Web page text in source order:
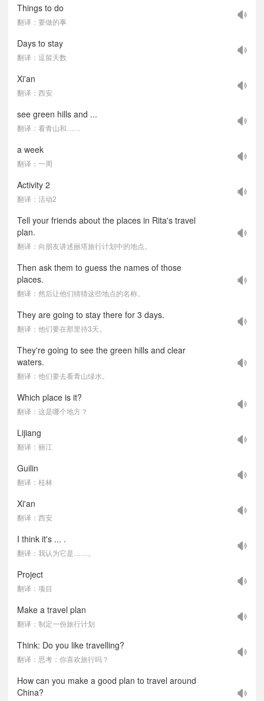
Things to do
翻译：要做的事
Days to stay
翻译：逗留天数
Xi'an
翻译：西安
see green hills and ...
翻译：看青山和……
a week
翻译：一周
Activity 2
翻译：活动2
Tell your friends about the places in Rita's travel
plan.
翻译：向朋友讲述丽塔旅行计划中的地点。
Then ask them to guess the names of those
places.
翻译：然后让他们猜猜这些地点的名称。
They are going to stay there for 3 days.
翻译：他们要在那里待3天。
They're going to see the green hills and clear
waters.
翻译：他们要去看青山绿水。
Which place is it?
翻译：这是哪个地方？
Lijiang
翻译：丽江
Guilin
翻译：桂林
Xi'an
翻译：西安
I think it's ... .
翻译：我认为它是……。
Project
翻译：项目
Make a travel plan
翻译：制定一份旅行计划
Think: Do you like travelling?
翻译：思考：你喜欢旅行吗？
How can you make a good plan to travel around
China?